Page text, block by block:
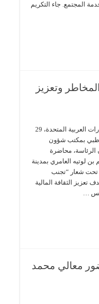
المجتمع. جاء التكريم
وتعزيز
شبكة بيئة ابوظبي، العين، الإمارات العربية المتحدة، 29
أبوظبي بمكتب شؤون
الرئاسة، محاضرة
لوتيه العامري بمدينة
تحت شعار “تجنب
الثقافة المالية
…
معالي محمد